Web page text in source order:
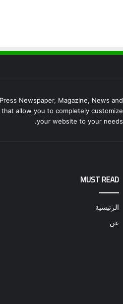
Newspaper, Magazine, News and
allow you to completely customize
your website to your needs.
MUST READ
الرئيسية
عن